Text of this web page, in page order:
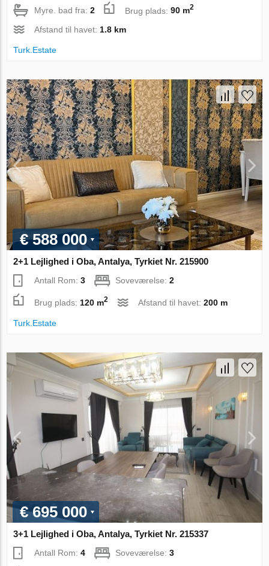
Myre. bad fra:2 Brug plads:90 m2
Afstand til havet:1.8 km
Turk.Estate
€ 588 000
2+1 Lejlighed i Oba, Antalya, Tyrkiet Nr. 215900
Antall Rom:3 Soveværelse:2
Brug plads: 120 m2 Afstand til havet:200 m
Turk.Estate
€ 695 000
3+1 Lejlighed i Oba, Antalya, Tyrkiet Nr. 215337
Antall Rom:4 Soveværelse:3